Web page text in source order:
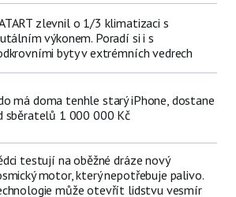
zlevnil o 1/3 klimatizaci s
výkonem. Poradí si i s
byty v extrémních vedrech
má doma tenhle starý iPhone, dostane
sběratelů 1 000 000 Kč
testují na oběžné dráze nový
motor, který nepotřebuje palivo.
může otevřít lidstvu vesmír